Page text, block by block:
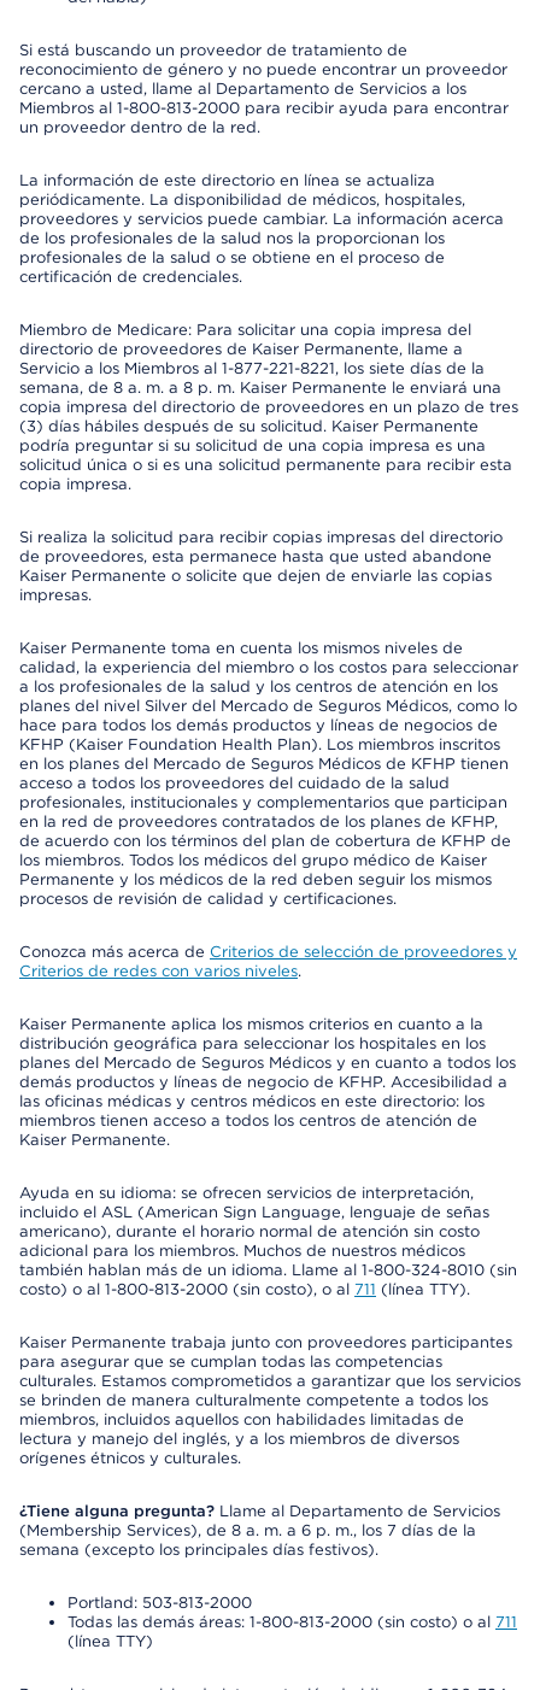
Si está buscando un proveedor de tratamiento de
reconocimiento de género y no puede encontrar un proveedor
cercano a usted, llame al Departamento de Servicios a los
Miembros al 1-800-813-2000 para recibir ayuda para encontrar
un proveedor dentro de la red.
La información de este directorio en línea se actualiza
periódicamente. La disponibilidad de médicos, hospitales,
proveedores y servicios puede cambiar. La información acerca
de los profesionales de la salud nos la proporcionan los
profesionales de la salud o se obtiene en el proceso de
certificación de credenciales.
Miembro de Medicare: Para solicitar una copia impresa del
directorio de proveedores de Kaiser Permanente, llame a
Servicio a los Miembros al 1-877-221-8221, los siete días de la
semana, de 8 a. m. a 8 p. m. Kaiser Permanente le enviará una
copia impresa del directorio de proveedores en un plazo de tres
(3) días hábiles después de su solicitud. Kaiser Permanente
podría preguntar si su solicitud de una copia impresa es una
solicitud única o si es una solicitud permanente para recibir esta
copia impresa.
Si realiza la solicitud para recibir copias impresas del directorio
de proveedores, esta permanece hasta que usted abandone
Kaiser Permanente o solicite que dejen de enviarle las copias
impresas.
Kaiser Permanente toma en cuenta los mismos niveles de
calidad, la experiencia del miembro o los costos para seleccionar
a los profesionales de la salud y los centros de atención en los
planes del nivel Silver del Mercado de Seguros Médicos, como lo
hace para todos los demás productos y líneas de negocios de
KFHP (Kaiser Foundation Health Plan). Los miembros inscritos
en los planes del Mercado de Seguros Médicos de KFHP tienen
acceso a todos los proveedores del cuidado de la salud
profesionales, institucionales y complementarios que participan
en la red de proveedores contratados de los planes de KFHP,
de acuerdo con los términos del plan de cobertura de KFHP de
los miembros. Todos los médicos del grupo médico de Kaiser
Permanente y los médicos de la red deben seguir los mismos
procesos de revisión de calidad y certificaciones.
Conozca más acerca de Criterios de selección de proveedores y
Criterios de redes con varios niveles.
Kaiser Permanente aplica los mismos criterios en cuanto a la
distribución geográfica para seleccionar los hospitales en los
planes del Mercado de Seguros Médicos y en cuanto a todos los
demás productos y líneas de negocio de KFHP. Accesibilidad a
las oficinas médicas y centros médicos en este directorio: los
miembros tienen acceso a todos los centros de atención de
Kaiser Permanente.
Ayuda en su idioma: se ofrecen servicios de interpretación,
incluido el ASL (American Sign Language, lenguaje de señas
americano), durante el horario normal de atención sin costo
adicional para los miembros. Muchos de nuestros médicos
también hablan más de un idioma. Llame al 1-800-324-8010 (sin
costo) o al 1-800-813-2000 (sin costo), o al 711 (línea TTY).
Kaiser Permanente trabaja junto con proveedores participantes
para asegurar que se cumplan todas las competencias
culturales. Estamos comprometidos a garantizar que los servicios
se brinden de manera culturalmente competente a todos los
miembros, incluidos aquellos con habilidades limitadas de
lectura y manejo del inglés, y a los miembros de diversos
orígenes étnicos y culturales.
¿Tiene alguna pregunta? Llame al Departamento de Servicios
(Membership Services), de 8 a. m. a 6 p. m., los 7 días de la
semana (excepto los principales días festivos).
Portland: 503-813-2000
Todas las demás áreas: 1-800-813-2000 (sin costo) o al 711
(línea TTY)